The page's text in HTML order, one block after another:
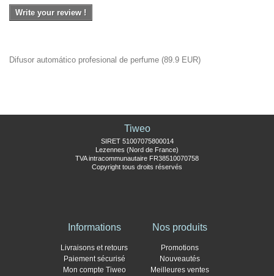
Write your review !
Difusor automático profesional de perfume (89.9 EUR)
Tiweo
SIRET 51007075800014
Lezennes (Nord de France)
TVA intracommunautaire FR38510070758
Copyright tous droits réservés
Informations
Livraisons et retours
Paiement sécurisé
Mon compte Tiweo
Nos produits
Promotions
Nouveautés
Meilleures ventes